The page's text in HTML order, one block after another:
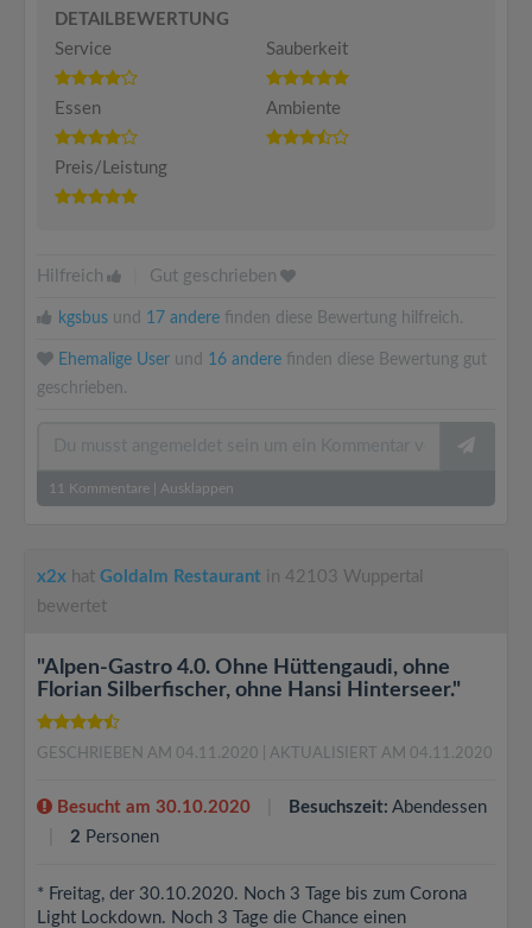
DETAILBEWERTUNG
Service
Sauberkeit
Essen Ambiente
Preis/Leistung
Hilfreich Gut geschrieben
kgsbus und 17 andere finden diese Bewertung hilfreich.
Ehemalige User und 16 andere finden diese Bewertung gut
geschrieben.
11 Kommentare Ausklappen
x2x hat Goldalm Restaurant in 42103 Wuppertal
bewertet
"Alpen-Gastro 4.0. Ohne Hüttengaudi, ohne
Florian Silberfischer, ohne Hansi Hinterseer."
GESCHRIEBEN AM 04.11.2020 | AKTUALISIERT AM 04.11.2020
Besucht am 30.10.2020 Besuchszeit: Abendessen
2 Personen
* Freitag, der 30.10.2020. Noch 3 Tage bis zum Corona
Light Lockdown. Noch 3 Tage die Chance einen